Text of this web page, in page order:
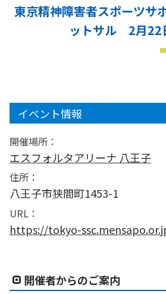
東京精神障害者スポーツ
ットサル 2月22
イベント情報
開催場所：
エスフォルタアリーナ 八王子
住所：
八王子市狭間町1453-1
URL：
https://tokyo-
開催者からのご案内